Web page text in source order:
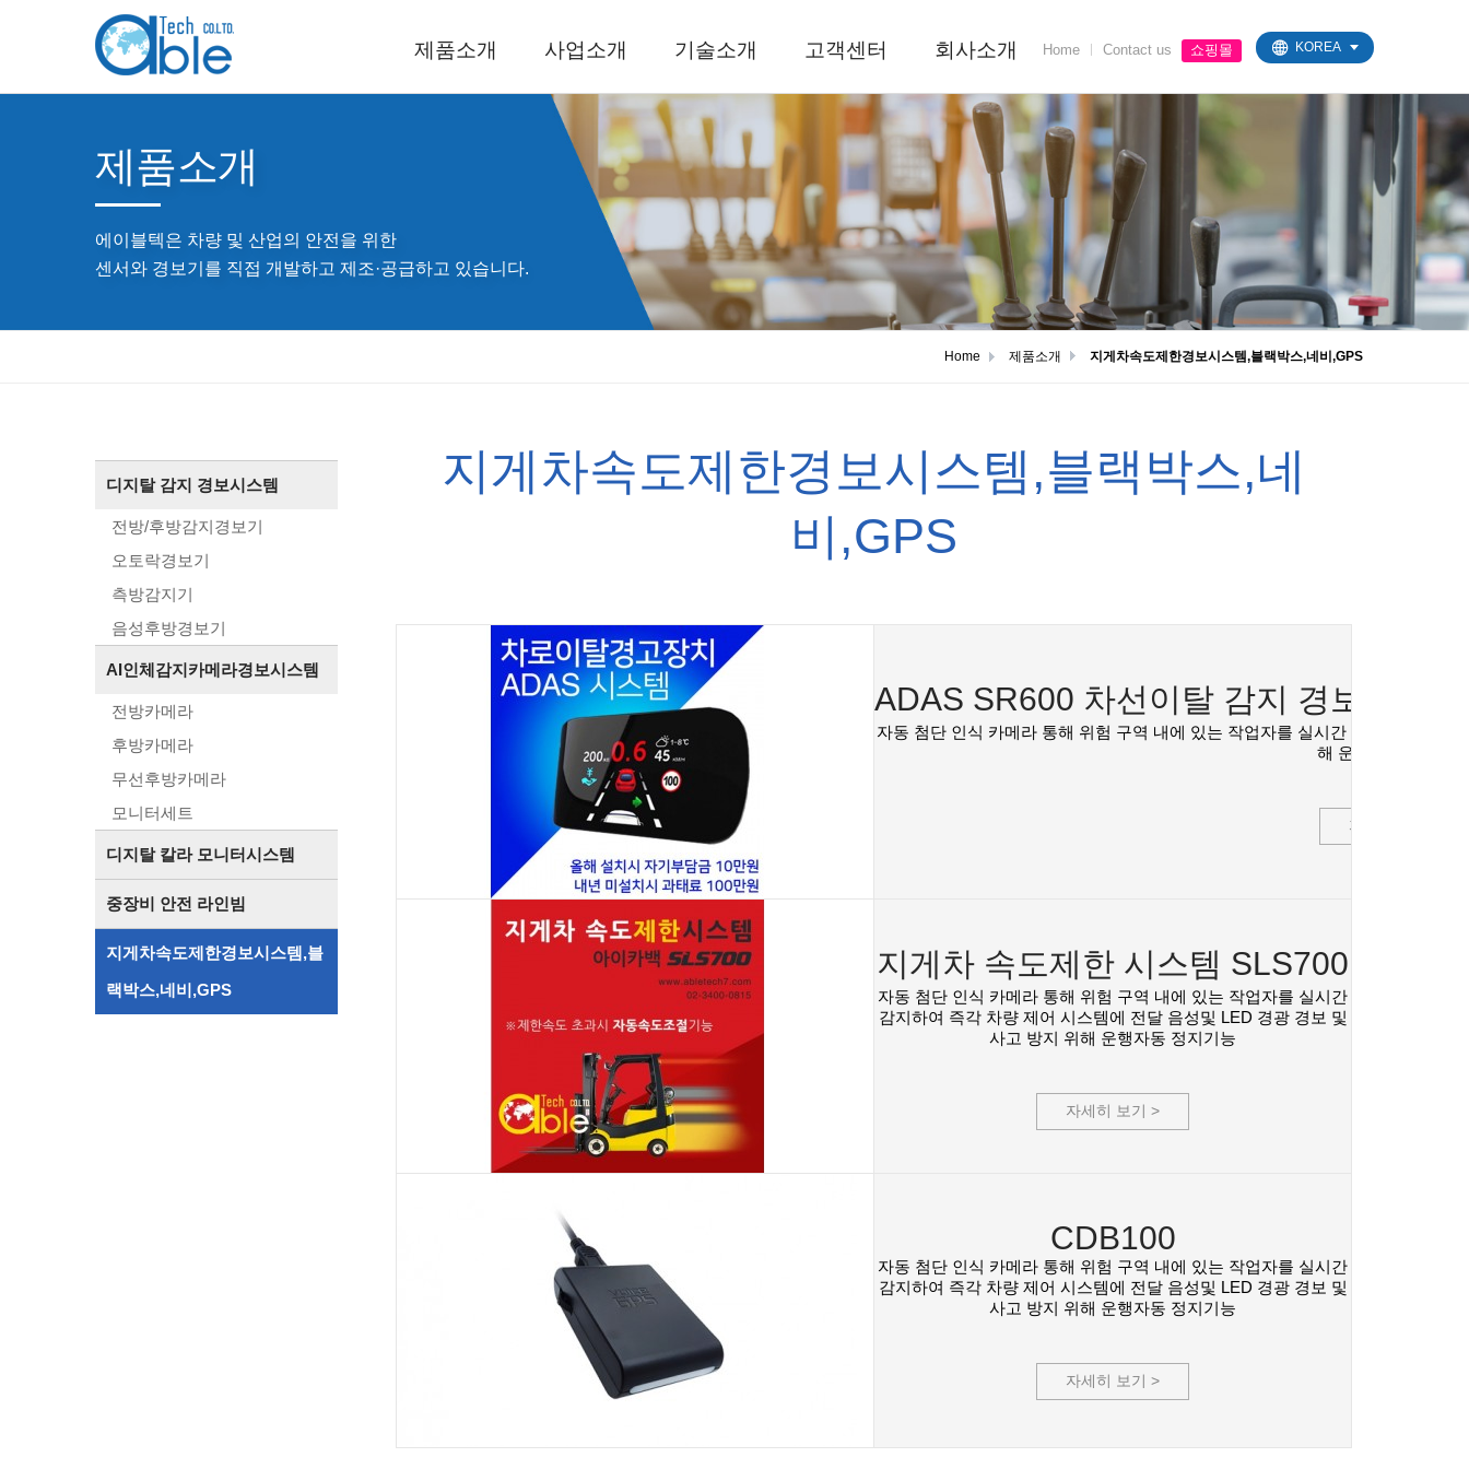
제품소개 사업소개 기술소개 고객센터 회사소개 Home Contact us 쇼핑몰 KOREA
제품소개
에이블텍은 차량 및 산업의 안전을 위한
센서와 경보기를 직접 개발하고 제조·공급하고 있습니다.
Home 제품소개 지게차속도제한경보시스템,블랙박스,네비,GPS
디지탈 감지 경보시스템
전방/후방감지경보기
오토락경보기
측방감지기
음성후방경보기
AI인체감지카메라경보시스템
전방카메라
후방카메라
무선후방카메라
모니터세트
디지탈 칼라 모니터시스템
중장비 안전 라인빔
지게차속도제한경보시스템,블
랙박스,네비,GPS
지게차속도제한경보시스템,블랙박스,네
비,GPS
ADAS SR600 차선이탈 감지 경보 단밀
자동 첨단 인식 카메라 통해 위험 구역 내에 있는 작업자를 실시간 감지하여 즉각
해 운행자동 정지기
자세히 보기 >
지게차 속도제한 시스템 SLS700
자동 첨단 인식 카메라 통해 위험 구역 내에 있는 작업자를 실시간
감지하여 즉각 차량 제어 시스템에 전달 음성및 LED 경광 경보 및
사고 방지 위해 운행자동 정지기능
자세히 보기 >
CDB100
자동 첨단 인식 카메라 통해 위험 구역 내에 있는 작업자를 실시간
감지하여 즉각 차량 제어 시스템에 전달 음성및 LED 경광 경보 및
사고 방지 위해 운행자동 정지기능
자세히 보기 >